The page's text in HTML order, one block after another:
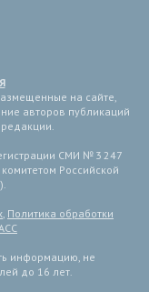
на сайте,
авторов публикаций
СМИ № 3 247
Российской
Политика обработки
информацию, не
до 16 лет.